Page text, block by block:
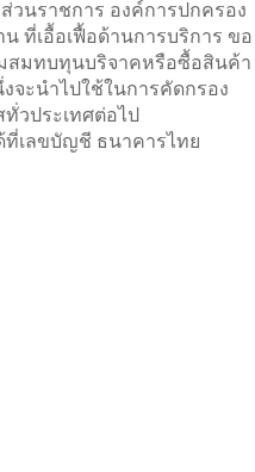
นราชการ องค์การปกครอง
ที่เอื้อเฟื้อด้านการบริการ ขอ
มทบทุนบริจาคหรือซื้อสินค้า
ะนำไปใช้ในการคัดกรอง
วประเทศต่อไป
เลขบัญชี ธนาคารไทย